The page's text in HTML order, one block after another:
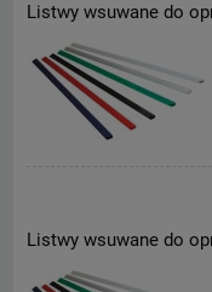
Listwy wsuwane do
Listwy wsuwane do